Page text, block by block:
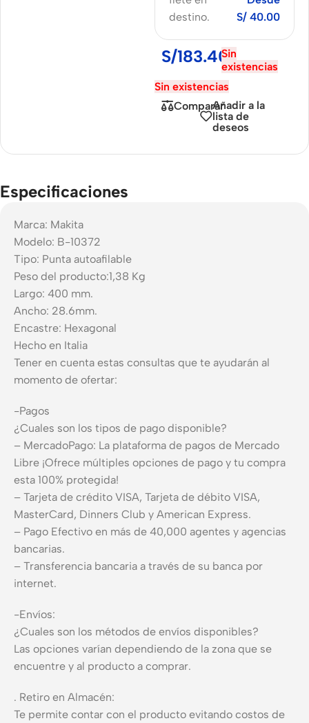
destino.
S/ 40.00
S/183.40Sin
existencias
Sin existencias
CompararAñadir a la
lista de
deseos
Especificaciones
Marca: Makita
Modelo: B-10372
Tipo: Punta autoafilable
Peso del producto:1,38 Kg
Largo: 400 mm.
Ancho: 28.6mm.
Encastre: Hexagonal
Hecho en Italia
Tener en cuenta estas consultas que te ayudarán al
momento de ofertar:
-Pagos
¿Cuales son los tipos de pago disponible?
– MercadoPago: La plataforma de pagos de Mercado
Libre ¡Ofrece múltiples opciones de pago y tu compra
esta 100% protegida!
– Tarjeta de crédito VISA, Tarjeta de débito VISA,
MasterCard, Dinners Club y American Express.
– Pago Efectivo en más de 40,000 agentes y agencias
bancarias.
– Transferencia bancaria a través de su banca por
internet.
-Envíos:
¿Cuales son los métodos de envíos disponibles?
Las opciones varían dependiendo de la zona que se
encuentre y al producto a comprar.
. Retiro en Almacén:
Te permite contar con el producto evitando costos de